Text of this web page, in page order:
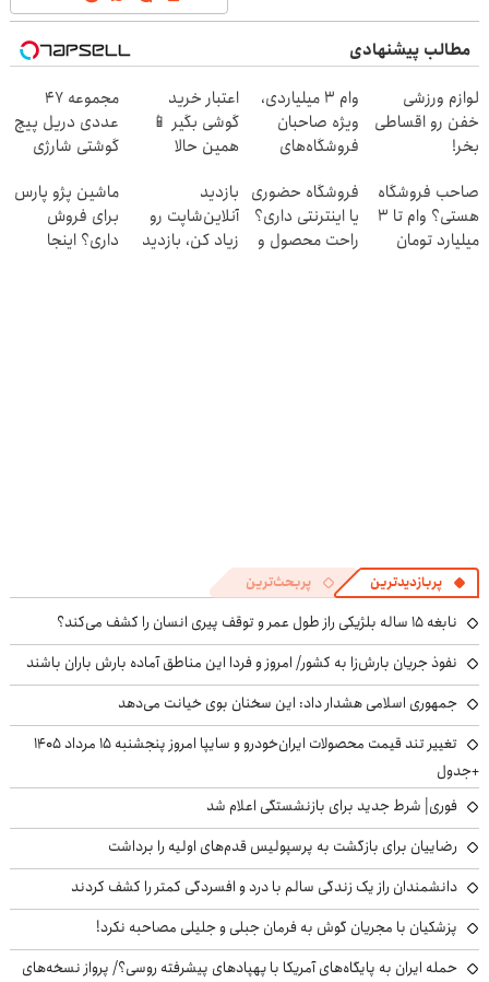
مطالب پیشنهادی
لوازم ورزشی
خفن رو اقساطی
بخر!
وام ۳ میلیاردی،
ویژه صاحبان
فروشگاه‌های
اعتبار خرید
گوشی بگیر 📱
همین حالا
بده 🎯
مجموعه 47
عددی دریل پیچ
گوشتی شارژی
محدود)
صاحب فروشگاه
هستی؟ وام تا ۳
میلیارد تومان
فروشگاه حضوری
یا اینترنتی داری؟
راحت محصول و
بازدید
آنلاین‌شاپت رو
زیاد کن، بازدید
ماشین پژو پارس
برای فروش
داری؟ اینجا
پربازدیدترین پربحث‌ترین
نابغه ۱۵ ساله بلژیکی راز طول عمر و توقف پیری انسان را کشف می‌کند؟
نفوذ جریان بارش‌زا به کشور/ امروز و فردا این مناطق آماده بارش باران باشند
جمهوری اسلامی هشدار داد: این سخنان بوی خیانت می‌دهد
تغییر تند قیمت محصولات ایران‌خودرو و سایپا امروز پنجشنبه ۱۵ مرداد ۱۴۰۵
+جدول
فوری| شرط جدید برای بازنشستگی اعلام شد
رضاییان برای بازگشت به پرسپولیس قدم‌های اولیه را برداشت
دانشمندان راز یک زندگی سالم با درد و افسردگی کمتر را کشف کردند
پزشکیان با مجریان گوش به فرمان جبلی و جلیلی مصاحبه نکرد!
حمله ایران به پایگاه‌های آمریکا با پهپادهای پیشرفته روسی؟/ پرواز نسخه‌های